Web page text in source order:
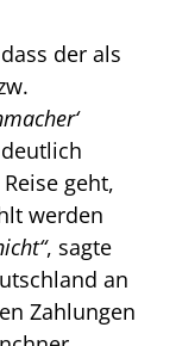
der als
geht,
werden
, sagte
an
Zahlungen